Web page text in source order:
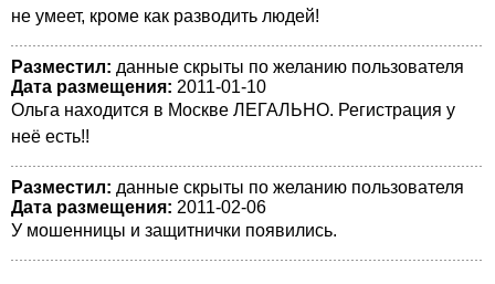
не умеет, кроме как разводить людей!
Разместил: данные скрыты по желанию пользователя
Дата размещения: 2011-01-10
Ольга находится в Москве ЛЕГАЛЬНО. Регистрация у
неё есть!!
Разместил: данные скрыты по желанию пользователя
Дата размещения: 2011-02-06
У мошенницы и защитнички появились.